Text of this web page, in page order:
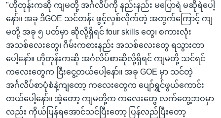
"ဟိုတုန်းကဆို ကျမတို့ အင်္ဂလိပ်ကို နည်းနည်း မပြောရဲ မဆိုရဲပေါ့
နော်။ အခု ဒီGOE သင်တန်း ဖွင့်လှစ်လိုက်တဲ့ အတွက်ကြောင့် ကျ
မတို့ အခု ၅ ပတ်မှာ ဆိုလို့ရှိရင် four skills တွေ၊ စကားလုံး
အသစ်လေးတွေ၊ ဂိမ်းကစားနည်း အသစ်လေးတွေ ရသွားတာ
ပေါ့နော်။ ဟိုတုန်းကဆို အင်္ဂလိပ်စာဆိုလို့ရှိရင် ကျမတို့ သင်ရင်
ကလေးတွေက ငြီးငွေ့တယ်ပေါ့နော်။ အခု GOE မှာ သင်တဲ့
အင်္ဂလိပ်စာပုံစံနဲ့ကျတော့ ကလေးတွေက ပျော်ရွှင်ဖွယ်ကောင်း
တယ်ပေါ့နော်။ အဲ့တော့ ကျမတို့က ကလေးတွေ လက်တွေ့ဘဝမှာ
လည်း ကိုယ်ပြန်ရအောင်သင်ပြီးတော့ ပြန်လည်ပြီးတော့